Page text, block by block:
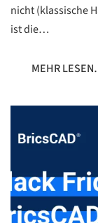
nicht (klassische
ist die…
MEHR